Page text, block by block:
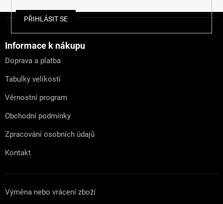
PŘIHLÁSIT SE
Informace k nákupu
Doprava a platba
Tabulky velikostí
Věrnostní program
Obchodní podmínky
Zpracování osobních údajů
Kontakt
Výměna nebo vrácení zboží